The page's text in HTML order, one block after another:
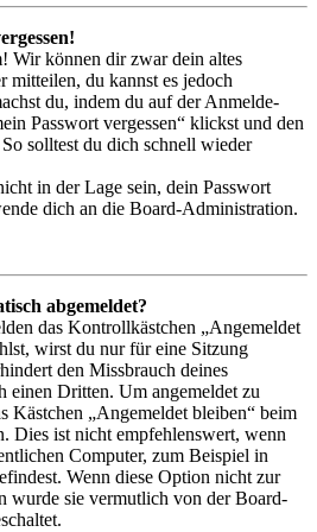
Wir können dir zwar dein altes
mitteilen, du kannst es jedoch
du, indem du auf der Anmelde-
Passwort vergessen“ klickst und den
solltest du dich schnell wieder
in der Lage sein, dein Passwort
dich an die Board-Administration.
abgemeldet?
das Kontrollkästchen „Angemeldet
wirst du nur für eine Sitzung
den Missbrauch deines
einen Dritten. Um angemeldet zu
Kästchen „Angemeldet bleiben“ beim
Dies ist nicht empfehlenswert, wenn
Computer, zum Beispiel in
Wenn diese Option nicht zur
wurde sie vermutlich von der Board-